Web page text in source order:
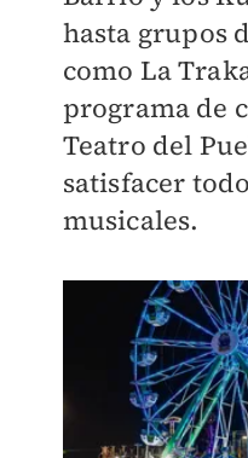
hasta grupos
como La
programa de
Teatro del
satisfacer
musicales.